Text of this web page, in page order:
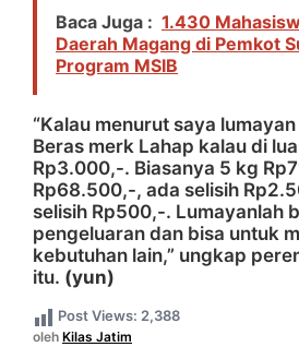
Baca Juga : 1.430
Daerah Magang di Pemkot
Program MSIB
“Kalau menurut saya
Beras merk Lahap kalau di
Rp3.000,-. Biasanya 5 kg
Rp68.500,-, ada selisih
selisih Rp500,-. Lumayanlah
pengeluaran dan bisa untuk
kebutuhan lain,” ungkap
itu. (yun)
Post Views: 2,388
oleh Kilas Jatim